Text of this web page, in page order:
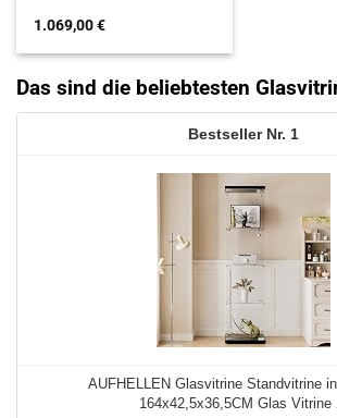
1.069,00€
Das sind die beliebtesten
1
AUFHELLEN Glasvitrine Standvitrine in
164x42,5x36,5CM Glas Vitrine